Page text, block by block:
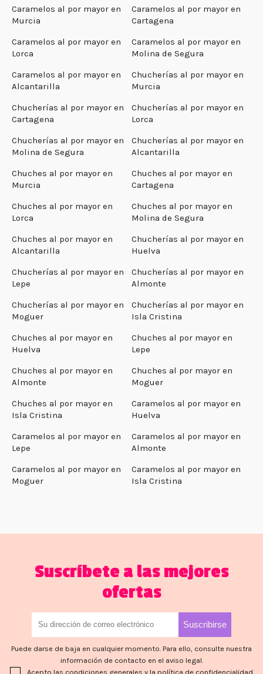
Caramelos al por mayor en
Murcia
Caramelos al por mayor en
Cartagena
Caramelos al por mayor en
Lorca
Caramelos al por mayor en
Molina de Segura
Caramelos al por mayor en
Alcantarilla
Chucherías al por mayor en
Murcia
Chucherías al por mayor en
Cartagena
Chucherías al por mayor en
Lorca
Chucherías al por mayor en
Molina de Segura
Chucherías al por mayor en
Alcantarilla
Chuches al por mayor en
Murcia
Chuches al por mayor en
Cartagena
Chuches al por mayor en
Lorca
Chuches al por mayor en
Molina de Segura
Chuches al por mayor en
Alcantarilla
Chucherías al por mayor en
Huelva
Chucherías al por mayor en
Lepe
Chucherías al por mayor en
Almonte
Chucherías al por mayor en
Moguer
Chucherías al por mayor en
Isla Cristina
Chuches al por mayor en
Huelva
Chuches al por mayor en
Lepe
Chuches al por mayor en
Almonte
Chuches al por mayor en
Moguer
Chuches al por mayor en
Isla Cristina
Caramelos al por mayor en
Huelva
Caramelos al por mayor en
Lepe
Caramelos al por mayor en
Almonte
Caramelos al por mayor en
Moguer
Caramelos al por mayor en
Isla Cristina
Suscríbete a las mejores
ofertas
Puede darse de baja en cualquier momento. Para ello, consulte nuestra
información de contacto en el aviso legal.
Acepto las condiciones generales y la política de confidencialidad